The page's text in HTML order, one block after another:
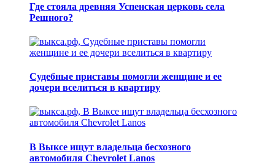
Где стояла древняя Успенская церковь села
Решного?
Судебные приставы помогли женщине и ее
дочери вселиться в квартиру
В Выксе ищут владельца бесхозного
автомобиля Chevrolet Lanos